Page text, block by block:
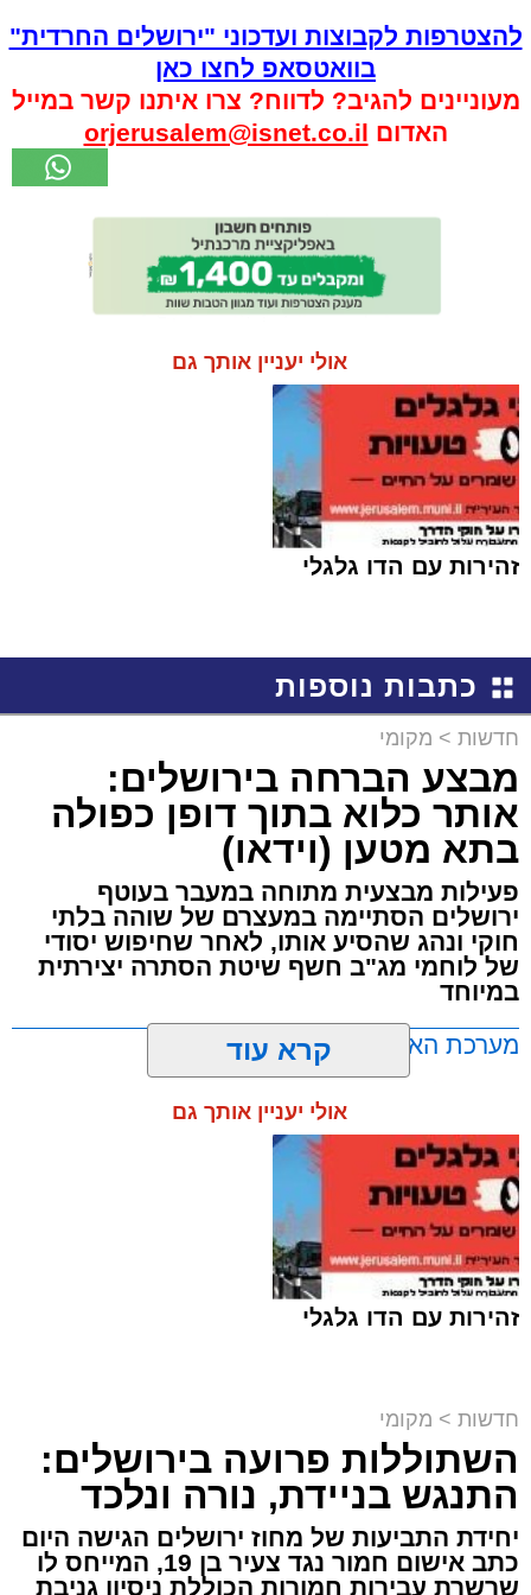
להצטרפות לקבוצות ועדכוני "ירושלים החרדית"
בוואטסאפ לחצו כאן
מעוניינים להגיב? לדווח? צרו איתנו קשר במייל
האדום orjerusalem@isnet.co.il
אולי יעניין אותך גם
זהירות עם הדו גלגלי
כתבות נוספות
חדשות > מקומי
מבצע הברחה בירושלים:
אותר כלוא בתוך דופן כפולה
בתא מטען (וידאו)
פעילות מבצעית מתוחה במעבר בעוטף
ירושלים הסתיימה במעצרם של שוהה בלתי
חוקי ונהג שהסיע אותו, לאחר שחיפוש יסודי
של לוחמי מג"ב חשף שיטת הסתרה יצירתית
במיוחד
מערכת האתר / 17:21 09.08.26
תגים:ירושלים,
פעילות מבצעית מתוחה במעבר בעוטף
ירושלים הסתיימה במעצרם של שוהה בלתי
חוקי ונהג שהסיע אותו, לאחר שחיפוש יסודי
של לוחמי מג"ב חשף שיטת הסתרה יצירתית
במיוחד.
קרא עוד
אולי יעניין אותך גם
זהירות עם הדו גלגלי
חדשות > מקומי
השתוללות פרועה בירושלים:
התנגש בניידת, נורה ונלכד
יחידת התביעות של מחוז ירושלים הגישה היום
כתב אישום חמור נגד צעיר בן 19, המייחס לו
שרשרת עבירות חמורות הכוללת ניסיון גניבת